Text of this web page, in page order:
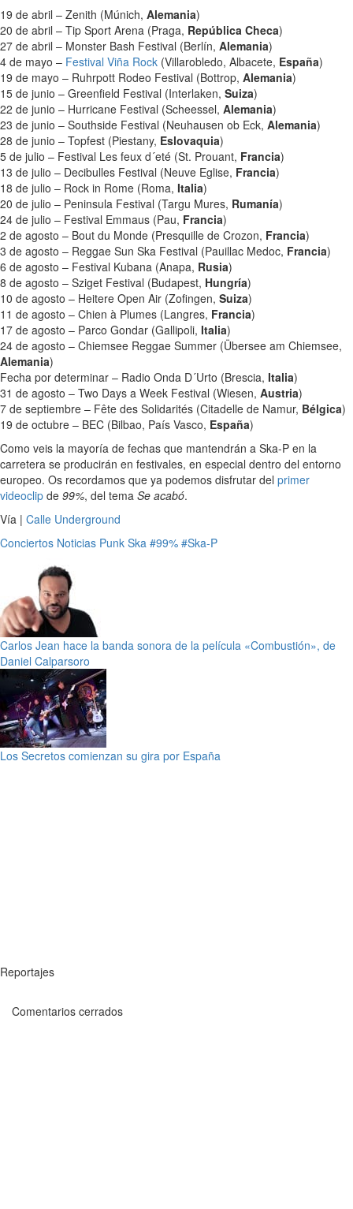
19 de abril – Zenith (Múnich, Alemania)
20 de abril – Tip Sport Arena (Praga, República Checa)
27 de abril – Monster Bash Festival (Berlín, Alemania)
4 de mayo – Festival Viña Rock (Villarobledo, Albacete, España)
19 de mayo – Ruhrpott Rodeo Festival (Bottrop, Alemania)
15 de junio – Greenfield Festival (Interlaken, Suiza)
22 de junio – Hurricane Festival (Scheessel, Alemania)
23 de junio – Southside Festival (Neuhausen ob Eck, Alemania)
28 de junio – Topfest (Piestany, Eslovaquia)
5 de julio – Festival Les feux d´eté (St. Prouant, Francia)
13 de julio – Decibulles Festival (Neuve Eglise, Francia)
18 de julio – Rock in Rome (Roma, Italia)
20 de julio – Peninsula Festival (Targu Mures, Rumanía)
24 de julio – Festival Emmaus (Pau, Francia)
2 de agosto – Bout du Monde (Presquille de Crozon, Francia)
3 de agosto – Reggae Sun Ska Festival (Pauillac Medoc, Francia)
6 de agosto – Festival Kubana (Anapa, Rusia)
8 de agosto – Sziget Festival (Budapest, Hungría)
10 de agosto – Heitere Open Air (Zofingen, Suiza)
11 de agosto – Chien à Plumes (Langres, Francia)
17 de agosto – Parco Gondar (Gallipoli, Italia)
24 de agosto – Chiemsee Reggae Summer (Übersee am Chiemsee,
Alemania)
Fecha por determinar – Radio Onda D´Urto (Brescia, Italia)
31 de agosto – Two Days a Week Festival (Wiesen, Austria)
7 de septiembre – Fête des Solidarités (Citadelle de Namur, Bélgica)
19 de octubre – BEC (Bilbao, País Vasco, España)
Como veis la mayoría de fechas que mantendrán a Ska-P en la
carretera se producirán en festivales, en especial dentro del entorno
europeo. Os recordamos que ya podemos disfrutar del primer
videoclip de 99%, del tema Se acabó.
Vía | Calle Underground
Conciertos Noticias Punk Ska #99% #Ska-P
Carlos Jean hace la banda sonora de la película «Combustión», de
Daniel Calparsoro
Los Secretos comienzan su gira por España
Reportajes
Comentarios cerrados